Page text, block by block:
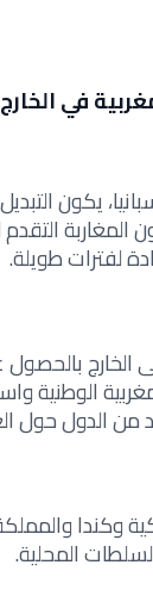
في
يكون
المغاربة
لفترات طويلة.
الخارج
الوطنية
من الدول حول
وكندا
المحلية.